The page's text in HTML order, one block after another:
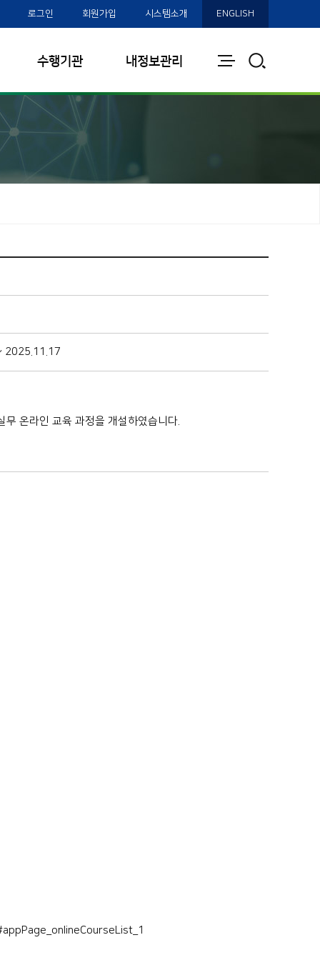
로그인 회원가입 시스템소개 ENGLISH
수행기관 내정보관리
전
체
기
통
합
색
2025.11.17
온라인 교육 과정을 개설하였습니다.